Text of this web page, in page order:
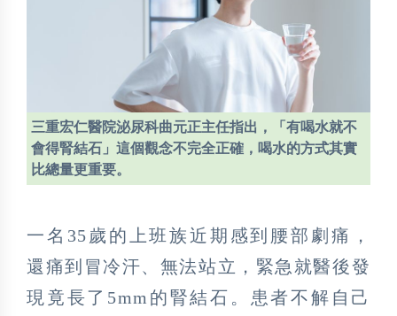
三重宏仁醫院泌尿科曲元正主任指出，「有喝水就不
會得腎結石」這個觀念不完全正確，喝水的方式其實
比總量更重要。
一名35歲的上班族近期感到腰部劇痛，
還痛到冒冷汗、無法站立，緊急就醫後發
現竟長了5mm的腎結石。患者不解自己